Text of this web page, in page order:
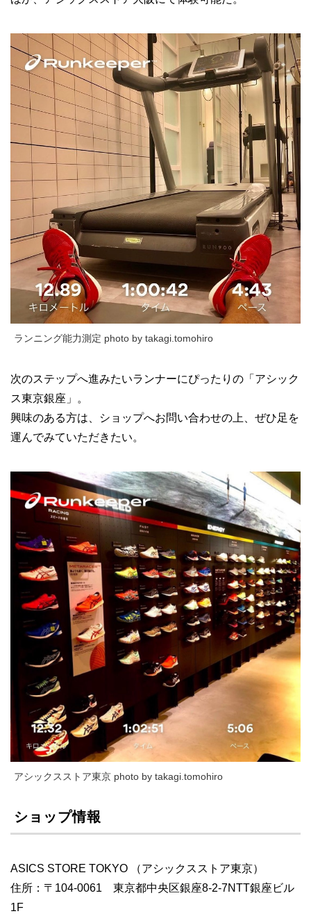
ランニング能力測定 photo by takagi.tomohiro
次のステップへ進みたいランナーにぴったりの「アシック
ス東京銀座」。
興味のある方は、ショップへお問い合わせの上、ぜひ足を
運んでみていただきたい。
アシックスストア東京 photo by takagi.tomohiro
ショップ情報
ASICS STORE TOKYO （アシックスストア東京）
住所：〒104-0061 東京都中央区銀座8-2-7NTT銀座ビル
1F